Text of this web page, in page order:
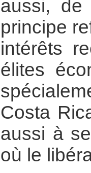
aussi,
principe
intérêts
élites
Costa
aussi à
où le